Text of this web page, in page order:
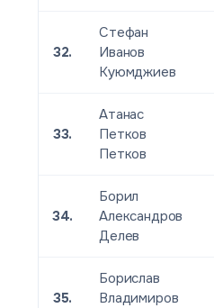
32.
Стефан
Иванов
Куюмджиев
33.
Атанас
Петков
Петков
34.
Борил
Александров
Делев
35.
Борислав
Владимиров